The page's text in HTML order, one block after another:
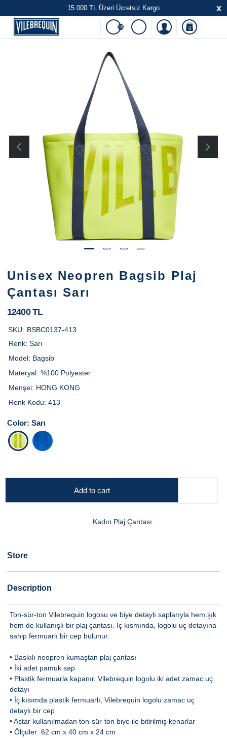
15.000 TL Üzeri Ücretsiz Kargo x
(0) 0
Unisex Neopren Bagsib Plaj
Çantası Sarı
12400 TL
SKU: BSBC0137-413
Renk: Sarı
Model: Bagsib
Materyal: %100 Polyester
Menşei: HONG KONG
Renk Kodu: 413
Color: Sarı
Add to cart
Kadın Plaj Çantası
Store
Description
Ton-sür-ton Vilebrequin logosu ve biye detaylı saplarıyla hem şık
hem de kullanışlı bir plaj çantası. İç kısmında, logolu uç detayına
sahip fermuarlı bir cep bulunur.
• Baskılı neopren kumaştan plaj çantası
• İki adet pamuk sap
• Plastik fermuarla kapanır, Vilebrequin logolu iki adet zamac uç
detayı
• İç kısımda plastik fermuarlı, Vilebrequin logolu zamac uç
detaylı bir cep
• Astar kullanılmadan ton-sür-ton biye ile bitirilmiş kenarlar
• Ölçüler: 62 cm x 40 cm x 24 cm